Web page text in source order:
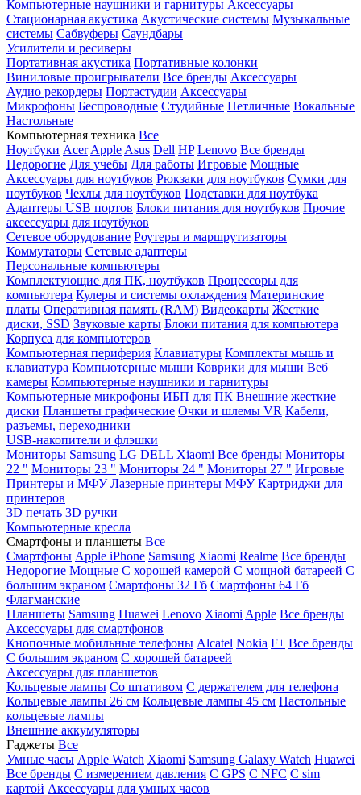
Компьютерные наушники и гарнитуры Аксессуары
Стационарная акустика Акустические системы Музыкальные
системы Сабвуферы Саундбары
Усилители и ресиверы
Портативная акустика Портативные колонки
Виниловые проигрыватели Все бренды Аксессуары
Аудио рекордеры Портастудии Аксессуары
Микрофоны Беспроводные Студийные Петличные Вокальные
Настольные
Компьютерная техника Все
Ноутбуки Acer Apple Asus Dell HP Lenovo Все бренды
Недорогие Для учебы Для работы Игровые Мощные
Аксессуары для ноутбуков Рюкзаки для ноутбуков Сумки для
ноутбуков Чехлы для ноутбуков Подставки для ноутбука
Адаптеры USB портов Блоки питания для ноутбуков Прочие
аксессуары для ноутбуков
Сетевое оборудование Роутеры и маршрутизаторы
Коммутаторы Сетевые адаптеры
Персональные компьютеры
Комплектующие для ПК, ноутбуков Процессоры для
компьютера Кулеры и системы охлаждения Материнские
платы Оперативная память (RAM) Видеокарты Жесткие
диски, SSD Звуковые карты Блоки питания для компьютера
Корпуса для компьютеров
Компьютерная периферия Клавиатуры Комплекты мышь и
клавиатура Компьютерные мыши Коврики для мыши Веб
камеры Компьютерные наушники и гарнитуры
Компьютерные микрофоны ИБП для ПК Внешние жесткие
диски Планшеты графические Очки и шлемы VR Кабели,
разъемы, переходники
USB-накопители и флэшки
Мониторы Samsung LG DELL Xiaomi Все бренды Мониторы
22 " Мониторы 23 " Мониторы 24 " Мониторы 27 " Игровые
Принтеры и МФУ Лазерные принтеры МФУ Картриджи для
принтеров
3D печать 3D ручки
Компьютерные кресла
Смартфоны и планшеты Все
Смартфоны Apple iPhone Samsung Xiaomi Realme Все бренды
Недорогие Мощные С хорошей камерой С мощной батареей С
большим экраном Смартфоны 32 Гб Смартфоны 64 Гб
Флагманские
Планшеты Samsung Huawei Lenovo Xiaomi Apple Все бренды
Аксессуары для смартфонов
Кнопочные мобильные телефоны Alcatel Nokia F+ Все бренды
С большим экраном С хорошей батареей
Аксессуары для планшетов
Кольцевые лампы Со штативом C держателем для телефона
Кольцевые лампы 26 см Кольцевые лампы 45 см Настольные
кольцевые лампы
Внешние аккумуляторы
Гаджеты Все
Умные часы Apple Watch Xiaomi Samsung Galaxy Watch Huawei
Все бренды C измерением давления C GPS C NFC C sim
картой Аксессуары для умных часов